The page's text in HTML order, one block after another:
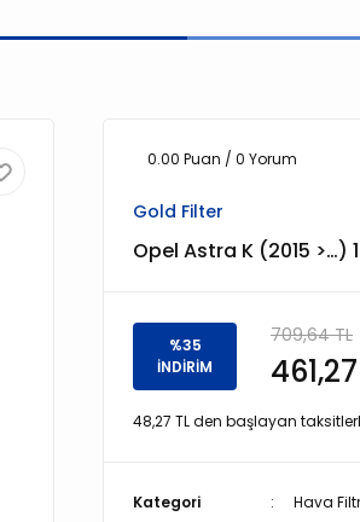
0.00 Puan / 0 Yorum
Gold Filter
Opel Astra K (2015 >…)
%35
İNDİRİM
709,64 TL
48,27 TL den başlayan
Kategori Hava